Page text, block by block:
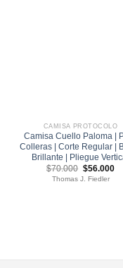
CAMISA PROTOCOLO
Camisa Cuello Paloma |
Colleras | Corte Regular |
Brillante | Pliegue
$70.000 El
precio
original
$56.000El
Thomas J. Fiedler